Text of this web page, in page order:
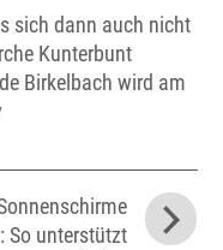
sich dann auch nicht
Kunterbunt
Birkelbach wird am
So unterstützt